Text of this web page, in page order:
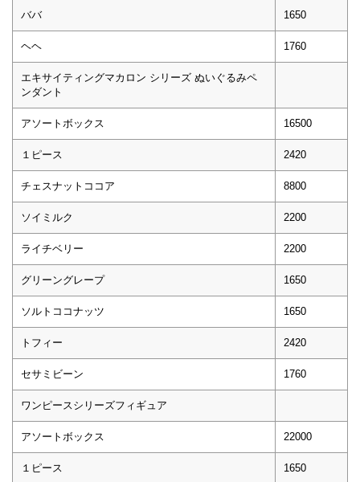
ババ 1650
ヘヘ 1760
エキサイティングマカロン シリーズ ぬいぐるみペ
ンダント
アソートボックス 16500
１ピース 2420
チェスナットココア 8800
ソイミルク 2200
ライチベリー 2200
グリーングレープ 1650
ソルトココナッツ 1650
トフィー 2420
セサミビーン 1760
ワンピースシリーズフィギュア
アソートボックス 22000
１ピース 1650